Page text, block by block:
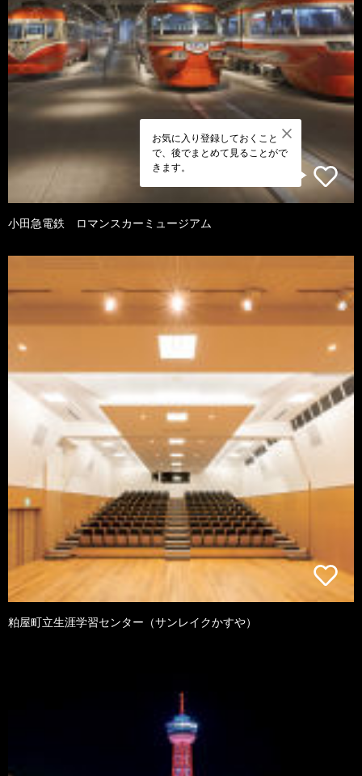
お気に入り登録しておくこと
で、後でまとめて見ることがで
きます。
小田急電鉄 ロマンスカーミュージアム
粕屋町立生涯学習センター（サンレイクかすや）